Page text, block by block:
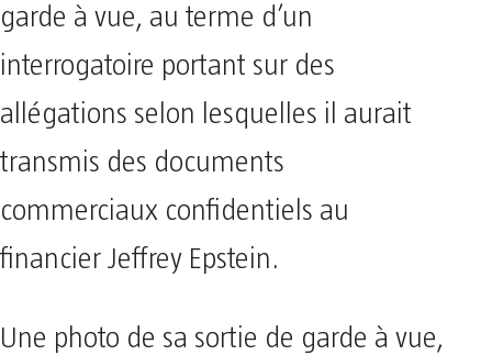
garde à vue, au terme d’un
interrogatoire portant sur des
allégations selon lesquelles il aurait
transmis des documents
commerciaux confidentiels au
financier Jeffrey Epstein.
Une photo de sa sortie de garde à vue,